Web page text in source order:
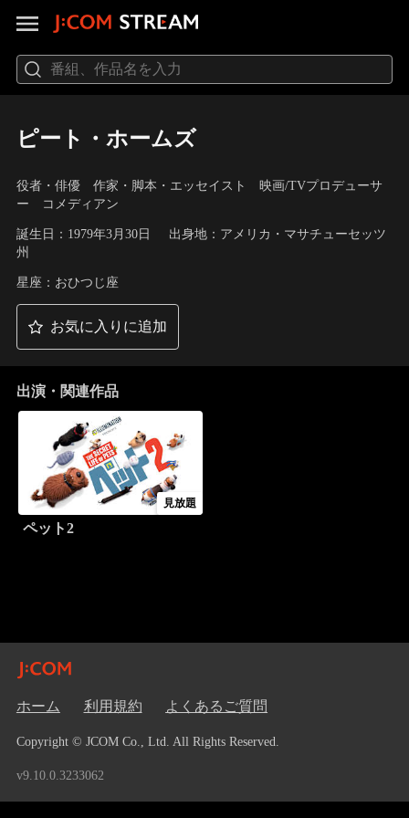
ピート・ホームズ
役者・俳優 作家・脚本・エッセイスト 映画/TVプロデューサ
ー コメディアン
誕生日：1979年3月30日
出身地：アメリカ・マサチューセッツ
州
星座：おひつじ座
お気に入りに追加
出演・関連作品
見放題
ペット2
ホーム 利用規約 よくあるご質問
Copyright © JCOM Co., Ltd. All Rights Reserved.
v9.10.0.3233062